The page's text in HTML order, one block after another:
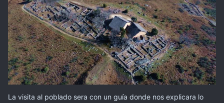
La visita al poblado sera con un guía donde nos explicara lo